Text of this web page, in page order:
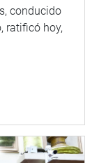
conducido
ratificó hoy,